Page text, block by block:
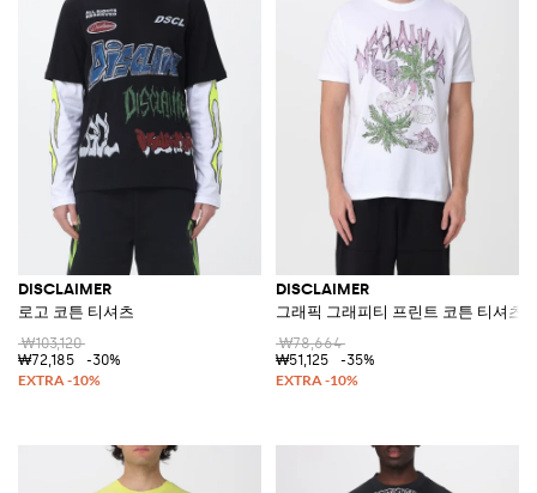
DISCLAIMER
로고 코튼 티셔츠
₩103,120
₩72,185
-30%
DISCLAIMER
그래픽 그래피티 프린트 코튼 티셔츠
₩78,664
₩51,125
-35%